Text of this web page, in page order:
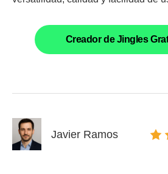
Creador de Jingles
Javier Ramos